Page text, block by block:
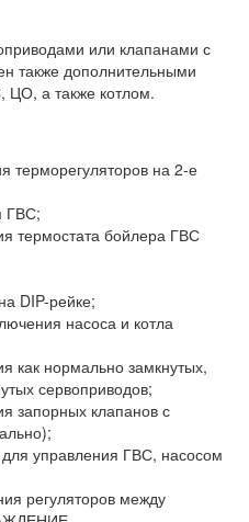
или клапанами с
также дополнительными
ЦО, а также котлом.
терморегуляторов на 2-е
ГВС;
термостата бойлера ГВС
DIP-рейке;
насоса и котла
как нормально замкнутых,
сервоприводов;
запорных клапанов с
управления ГВС, насосом
регуляторов между